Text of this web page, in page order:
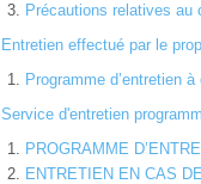
Précautions relatives au
Entretien effectué par le
Programme d’entretien
Service d'entretien
PROGRAMME
ENTRETIEN EN CAS